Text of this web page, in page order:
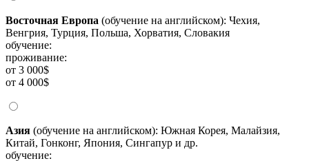
Восточная Европа (обучение на английском): Чехия,
Венгрия, Турция, Польша, Хорватия, Словакия
обучение:
проживание:
от 3 000$
от 4 000$
Азия (обучение на английском): Южная Корея, Малайзия,
Китай, Гонконг, Япония, Сингапур и др.
обучение: